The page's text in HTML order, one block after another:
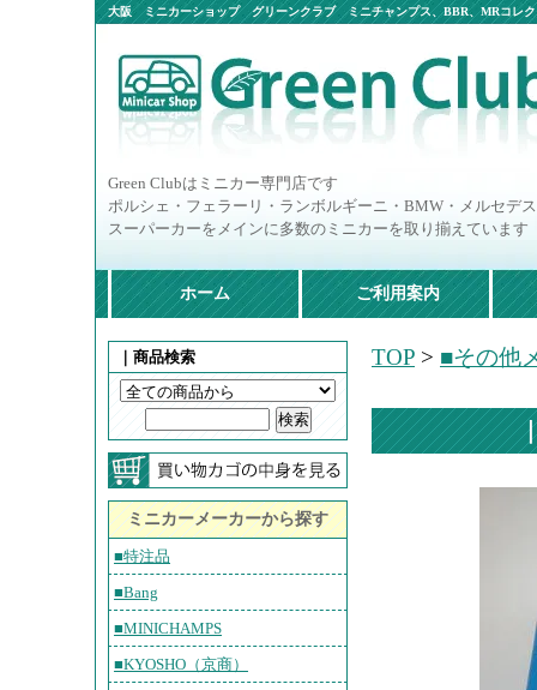
大阪 ミニカーショップ グリーンクラブ ミニチャンプス、BBR、MRコレ
Green Clubはミニカー専門店です
ポルシェ・フェラーリ・ランボルギーニ・BMW・メルセデ
スーパーカーをメインに多数のミニカーを取り揃えています
ホーム ご利用案内
｜商品検索
ミニカーメーカーから探す
■特注品
■Bang
■MINICHAMPS
■KYOSHO（京商）
TOP > ■その他